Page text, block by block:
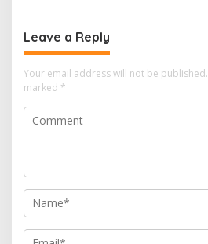
Leave a Reply
Your email address will not be published.
marked *